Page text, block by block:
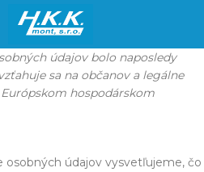
údajov bolo naposledy
sa na občanov a legálne
hospodárskom
osobných údajov vysvetľujeme, čo